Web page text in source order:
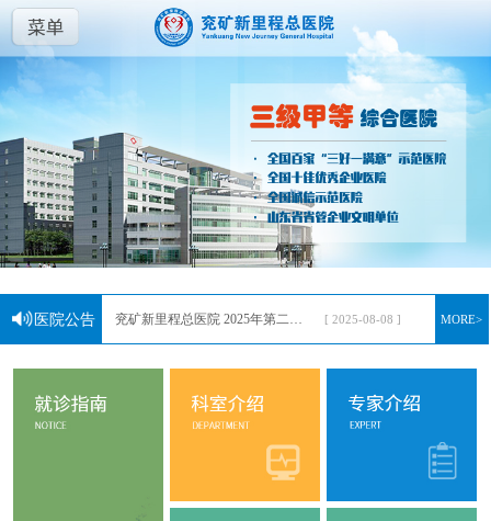
医院公告
兖矿新里程总医院临床试验伦理委员会成员名单
[ 2025-08-08 ]
[ 2024-07-16 ]
兖矿新里程总医院2024年一季度重要经济活动公示
兖矿新里程总医院 2024年第一批公开招聘工作人员简章 [ 2024-03-20 ]
MORE>